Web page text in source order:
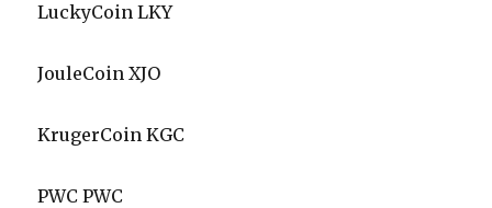
LuckyCoin LKY
JouleCoin XJO
KrugerCoin KGC
PWC PWC